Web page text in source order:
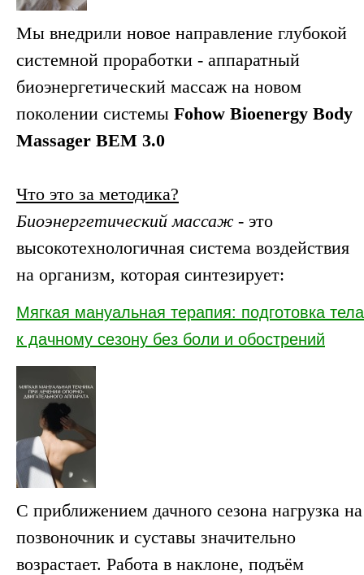
Мы внедрили новое направление глубокой
системной проработки - аппаратный
биоэнергетический массаж на новом
поколении системы Fohow Bioenergy Body
Massager BEM 3.0
Что это за методика?
Биоэнергетический массаж - это
высокотехнологичная система воздействия
на организм, которая синтезирует:
Мягкая мануальная терапия: подготовка тела
к дачному сезону без боли и обострений
С приближением дачного сезона нагрузка на
позвоночник и суставы значительно
возрастает. Работа в наклоне, подъём